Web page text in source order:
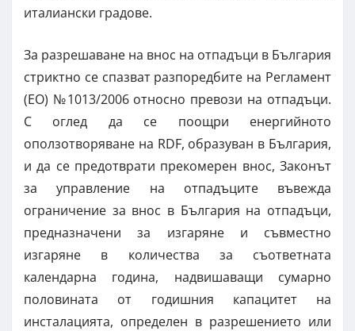
италиански градове.
За разрешаване на внос на отпадъци в България
стриктно се спазват разпоредбите на Регламент
(ЕО) №1013/2006 относно превози на отпадъци.
С оглед да се поощри енергийното
оползотворяване на RDF, образуван в България,
и да се предотврати прекомерен внос, Законът
за управление на отпадъците въвежда
ограничение за внос в България на отпадъци,
предназначени за изгаряне и съвместно
изгаряне в количества за съответната
календарна година, надвишаващи сумарно
половината от годишния капацитет на
инсталацията, определен в разрешението или